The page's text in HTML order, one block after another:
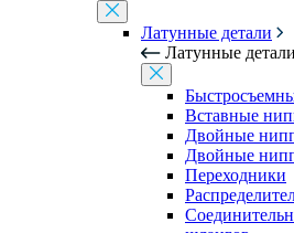
Латунные детали
Латунные детали
Вставные
Двойные
Двойные
Переходники